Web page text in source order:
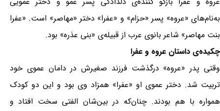
به‌نام‌های «عروه» پسر «حزام» و «عفرا» دختر «مهاصر» است. «عفرا
بنت مهاصر» شاعر بانوی عرب از قبیله‌ی «بنی عذره» بود.
چکیده‌ی داستان عروه و عفرا
وقتی پدر «عروه» درگذشت فرزند صغیرش در دامان عموی خود
تربیت شد. دختر عموی او «عفرا» همزاد وی بود و این دو کودک
همواره با هم بودند. چنان‌که در بین‌شان الفتی سخت افتاد و